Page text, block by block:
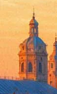
30 мая 2014,
Стало